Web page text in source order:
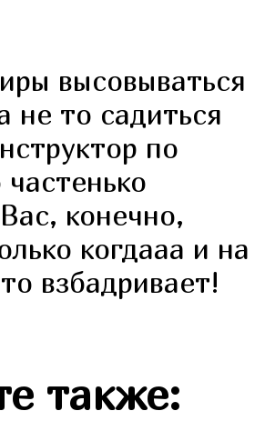
высовываться
не то садиться
по
конечно,
когдааа и на
взбадривает!
также: